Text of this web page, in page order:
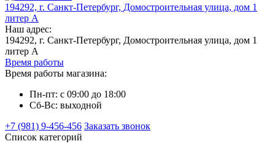
194292, г. Санкт-Петербург, Домостроительная улица, дом 1
литер А
Наш адрес:
194292, г. Санкт-Петербург, Домостроительная улица, дом 1
литер А
Время работы
Время работы магазина:
Пн-пт: с 09:00 до 18:00
Сб-Вс: выходной
+7 (981) 9-456-456 Заказать звонок
Список категорий